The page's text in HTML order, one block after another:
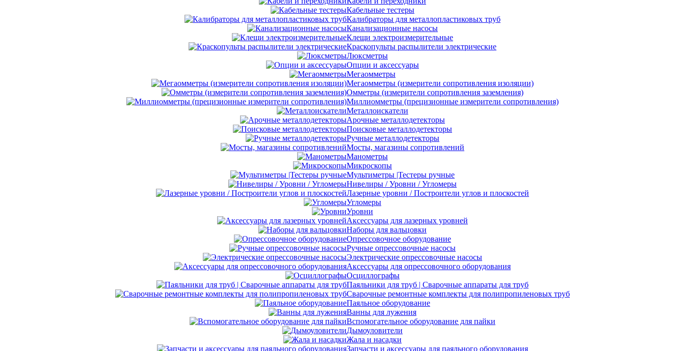
Кабельные тестеры
Калибраторы для металлопластиковых труб
Канализационные насосы
Клещи электроизмерительные
Краскопульты распылители электрические
Люксметры
Опции и аксессуары
Мегаомметры
Мегаомметры (измерители сопротивления изоляции)
Омметры (измерители сопротивления заземления)
Миллиомметры (прецизионные измерители сопротивления)
Металлоискатели
Арочные металлодетекторы
Поисковые металлодетекторы
Ручные металлодетекторы
Мосты, магазины сопротивлений
Манометры
Микроскопы
Мультиметры |Тестеры ручные
Нивелиры / Уровни / Угломеры
Лазерные уровни / Построители углов и плоскостей
Угломеры
Уровни
Аксессуары для лазерных уровней
Наборы для вальцовки
Опрессовочное оборудование
Ручные опрессовочные насосы
Электрические опрессовочные насосы
Аксессуары для опрессовочного оборудования
Осциллографы
Паяльники для труб | Сварочные аппараты для труб
Сварочные ремонтные комплекты для полипропиленовых труб
Паяльное оборудование
Ванны для лужения
Вспомогательное оборудование для пайки
Дымоуловители
Жала и насадки
Запчасти и аксессуары для паяльного оборудования